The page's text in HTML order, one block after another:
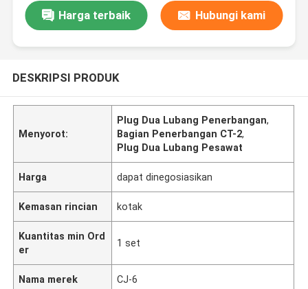
Harga terbaik Hubungi kami
DESKRIPSI PRODUK
Menyorot:
Plug Dua Lubang Penerbangan,
Bagian Penerbangan CT-2,
Plug Dua Lubang Pesawat
Harga dapat dinegosiasikan
Kemasan rincian kotak
Kuantitas min Ord
er
1 set
Nama merek CJ-6